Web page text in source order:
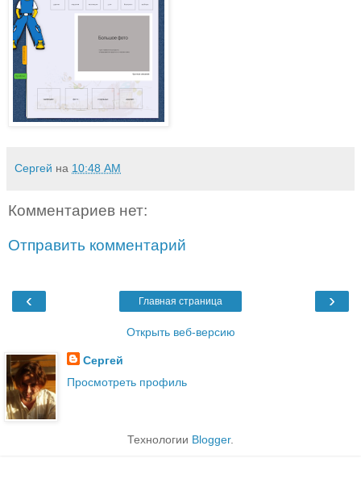
Сергей на 10:48 AM
Комментариев нет:
Отправить комментарий
‹ ›
Главная страница
Открыть веб-версию
Сергей
Просмотреть профиль
Технологии Blogger.